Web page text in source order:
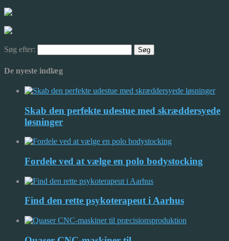
Søg efter:
De nyeste indlæg
Skab den perfekte udestue med skræddersyede
løsninger
Fordele ved at vælge en polo bodystocking
Find den rette psykoterapeut i Aarhus